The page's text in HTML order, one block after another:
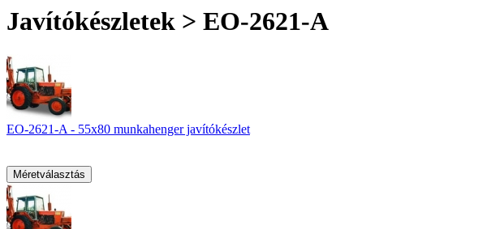
Javítókészletek > EO-2621-A
EO-2621-A - 55x80 munkahenger javítókészlet